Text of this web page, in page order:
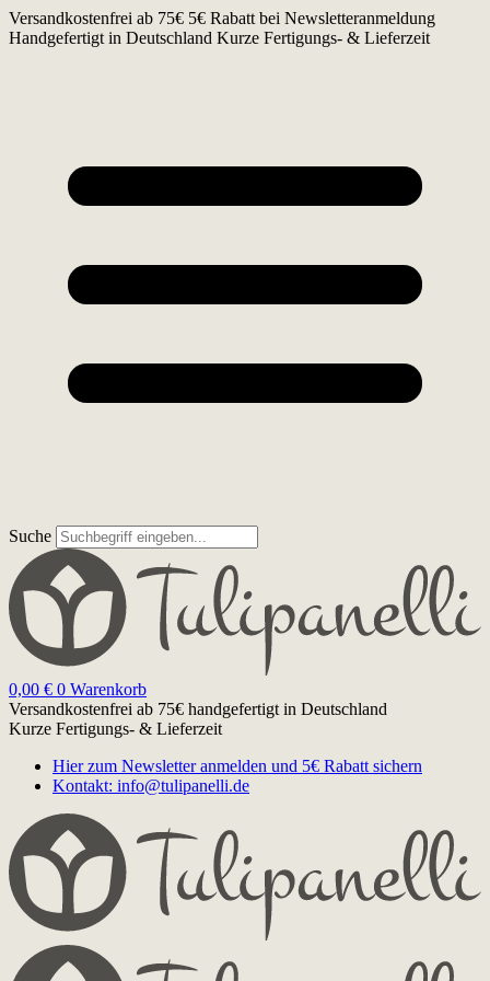
Zum
Inhalt
Versandkostenfrei ab 75€ 5€ Rabatt bei Newsletteranmeldung
Handgefertigt in Deutschland Kurze Fertigungs- & Lieferzeit
Suche
0,00 € 0 Warenkorb
Versandkostenfrei ab 75€ handgefertigt in Deutschland
Kurze Fertigungs- & Lieferzeit
Hier zum Newsletter anmelden und 5€ Rabatt sichern
Kontakt: info@tulipanelli.de